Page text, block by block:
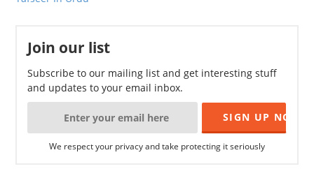
Join our list
Subscribe to our mailing list and get interesting stuff
and updates to your email inbox.
We respect your privacy and take protecting it seriously